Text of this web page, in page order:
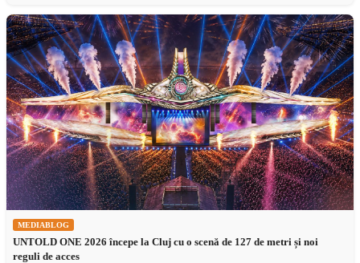
MEDIABLOG
UNTOLD ONE 2026 începe la Cluj cu o scenă de 127 de metri și noi
reguli de acces